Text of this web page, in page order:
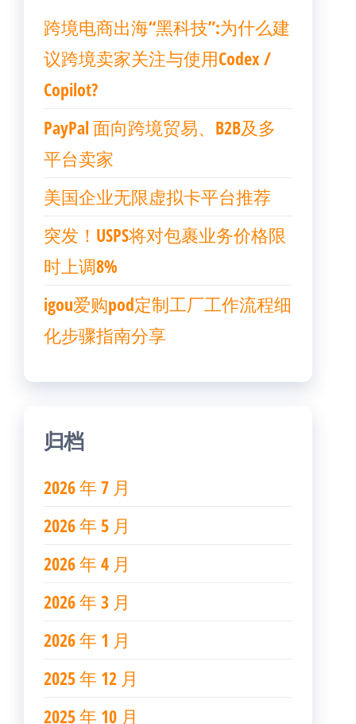
跨境电商出海“黑科技”:为什么建
议跨境卖家关注与使用Codex /
Copilot?
PayPal 面向跨境贸易、B2B及多
平台卖家
美国企业无限虚拟卡平台推荐
突发！USPS将对包裹业务价格限
时上调8%
igou爱购pod定制工厂工作流程细
化步骤指南分享
归档
2026 年 7 月
2026 年 5 月
2026 年 4 月
2026 年 3 月
2026 年 1 月
2025 年 12 月
2025 年 10 月